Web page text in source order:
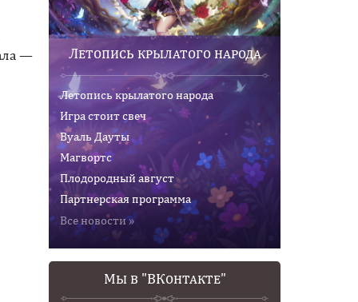
—
Летопись крылатого народа
Летопись крылатого народа
Игра стоит свеч
Вуаль Дауты
Магвортс
Плодородный август
Партнерская программа
Все новости »
Мы в "ВКонтакте"